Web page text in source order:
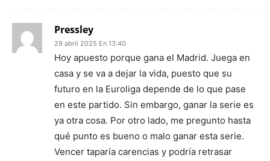
Pressley
29 abril 2025 En 13:40
Hoy apuesto porque gana el Madrid. Juega en
casa y se va a dejar la vida, puesto que su
futuro en la Euroliga depende de lo que pase
en este partido. Sin embargo, ganar la serie es
ya otra cosa. Por otro lado, me pregunto hasta
qué punto es bueno o malo ganar esta serie.
Vencer taparía carencias y podría retrasar